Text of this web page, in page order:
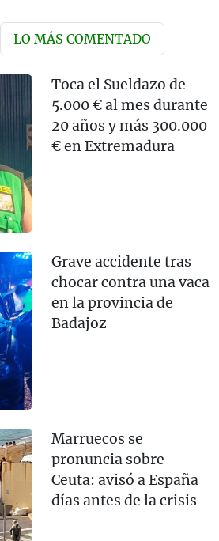
LO MÁS COMENTADO
Toca el Sueldazo de
5.000 € al mes durante
20 años y más 300.000
€ en Extremadura
Grave accidente tras
chocar contra una vaca
en la provincia de
Badajoz
Marruecos se
pronuncia sobre
Ceuta: avisó a España
días antes de la crisis